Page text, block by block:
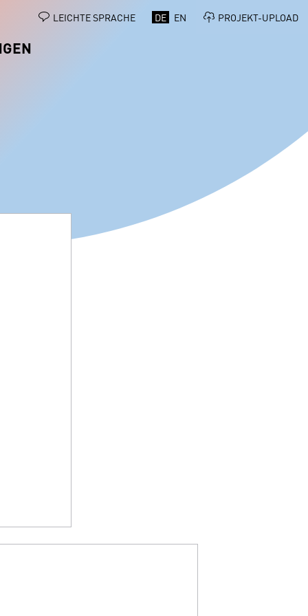
LEICHTE SPRACHE DE EN PROJEKT-UPLOAD